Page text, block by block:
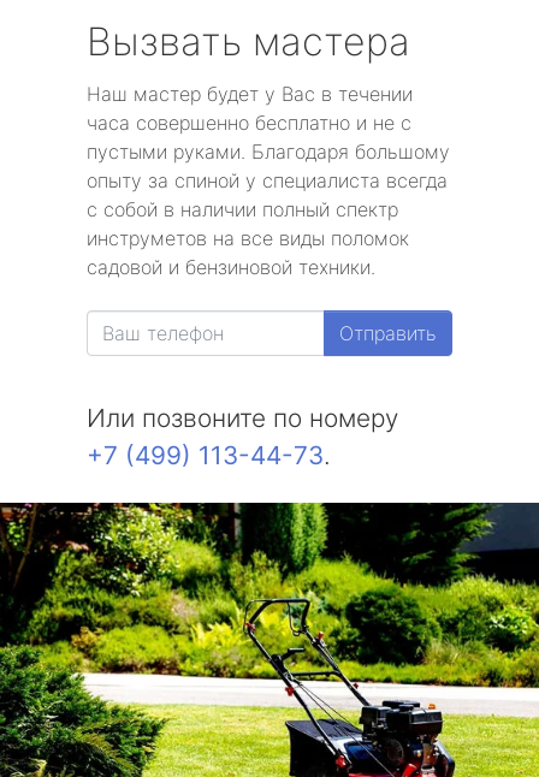
Вызвать мастера
Наш мастер будет у Вас в течении
часа совершенно бесплатно и не с
пустыми руками. Благодаря большому
опыту за спиной у специалиста всегда
с собой в наличии полный спектр
инструметов на все виды поломок
садовой и бензиновой техники.
Отправить
Или позвоните по номеру
+7 (499) 113-44-73.